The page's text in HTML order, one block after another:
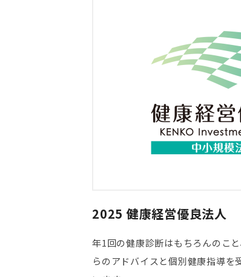
2025 健康経営優良法人
年1回の健康診断はもちろんのこ
らのアドバイスと個別健康指導を